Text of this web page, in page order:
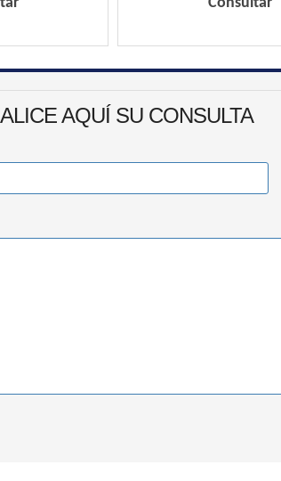
Consultar
AQUÍ SU CONSULTA